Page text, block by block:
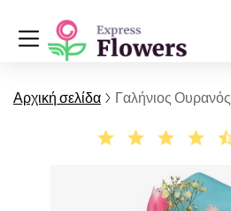
Αρχική σελίδα Γαλήνιος Ουρανός